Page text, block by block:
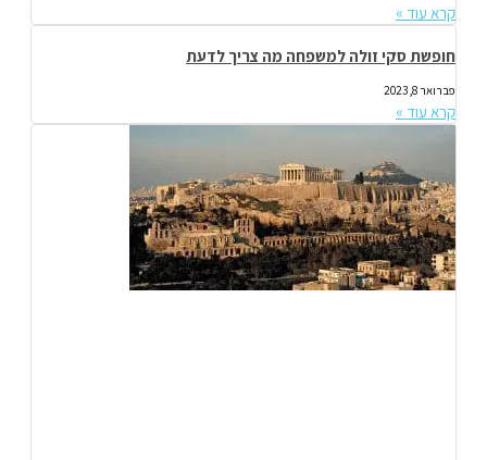
קרא עוד »
חופשת סקי זולה למשפחה מה צריך לדעת
פברואר 8, 2023
קרא עוד »